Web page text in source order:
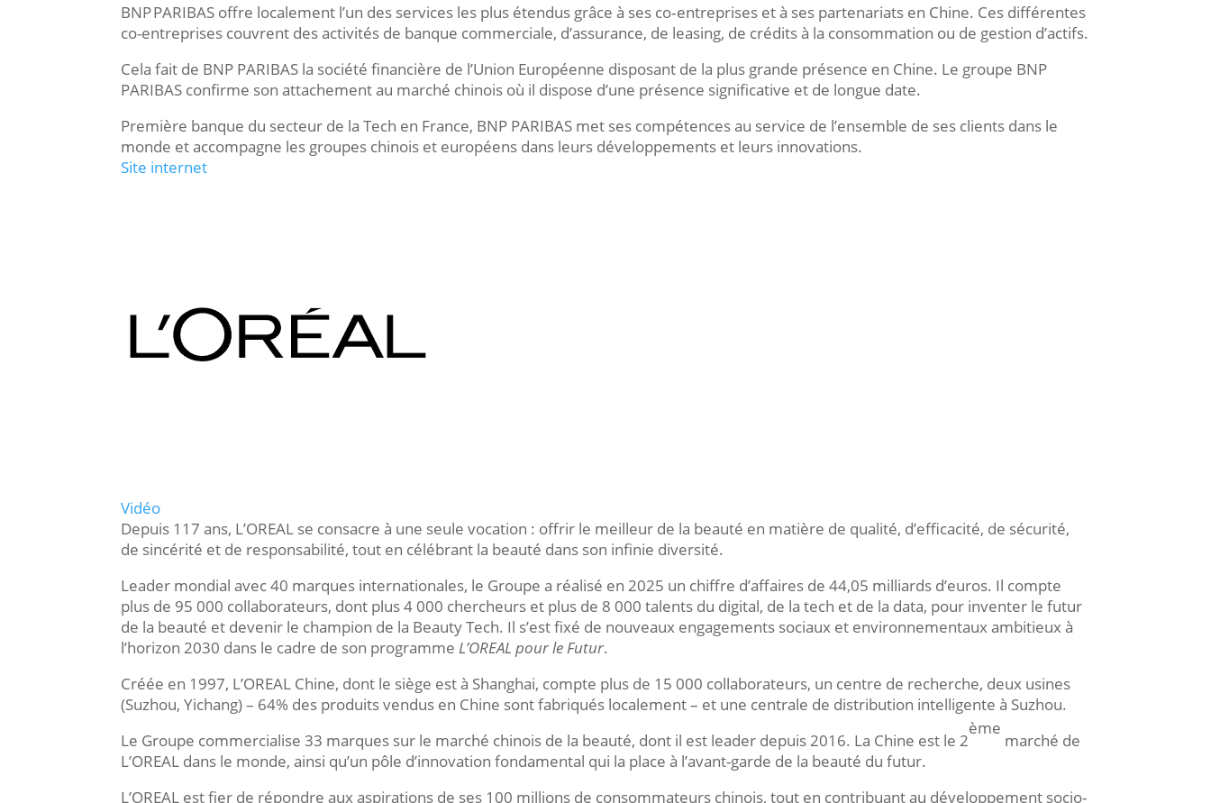
BNP PARIBAS offre localement l’un des services les plus étendus grâce à ses co‑entreprises et à ses partenariats en Chine. Ces différentes
co-entreprises couvrent des activités de banque commerciale, d’assurance, de leasing, de crédits à la consommation ou de gestion d’actifs.
Cela fait de BNP PARIBAS la société financière de l’Union Européenne disposant de la plus grande présence en Chine. Le groupe BNP
PARIBAS confirme son attachement au marché chinois où il dispose d’une présence significative et de longue date.
Première banque du secteur de la Tech en France, BNP PARIBAS met ses compétences au service de l’ensemble de ses clients dans le
monde et accompagne les groupes chinois et européens dans leurs développements et leurs innovations.
Site internet
Vidéo
Depuis 117 ans, L’OREAL se consacre à une seule vocation : offrir le meilleur de la beauté en matière de qualité, d’efficacité, de sécurité,
de sincérité et de responsabilité, tout en célébrant la beauté dans son infinie diversité.
Leader mondial avec 40 marques internationales, le Groupe a réalisé en 2025 un chiffre d’affaires de 44,05 milliards d’euros. Il compte
plus de 95 000 collaborateurs, dont plus 4 000 chercheurs et plus de 8 000 talents du digital, de la tech et de la data, pour inventer le futur
de la beauté et devenir le champion de la Beauty Tech. Il s’est fixé de nouveaux engagements sociaux et environnementaux ambitieux à
l’horizon 2030 dans le cadre de son programmeL’OREAL pour le Futur.
Créée en 1997, L’OREAL Chine, dont le siège est à Shanghai, compte plus de 15 000 collaborateurs, un centre de recherche, deux usines
(Suzhou, Yichang) – 64% des produits vendus en Chine sont fabriqués localement – et une centrale de distribution intelligente à Suzhou.
Le Groupe commercialise 33 marques sur le marché chinois de la beauté, dont il est leader depuis 2016. La Chine est le 2
ème
marché de
L’OREAL dans le monde, ainsi qu’un pôle d’innovation fondamental qui la place à l’avant-garde de la beauté du futur.
L’OREAL est fier de répondre aux aspirations de ses 100 millions de consommateurs chinois, tout en contribuant au développement socio-